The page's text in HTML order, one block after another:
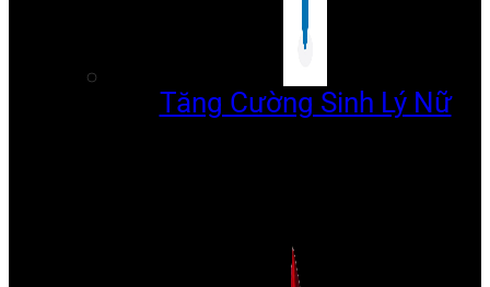
Tăng Cường Sinh Lý Nữ